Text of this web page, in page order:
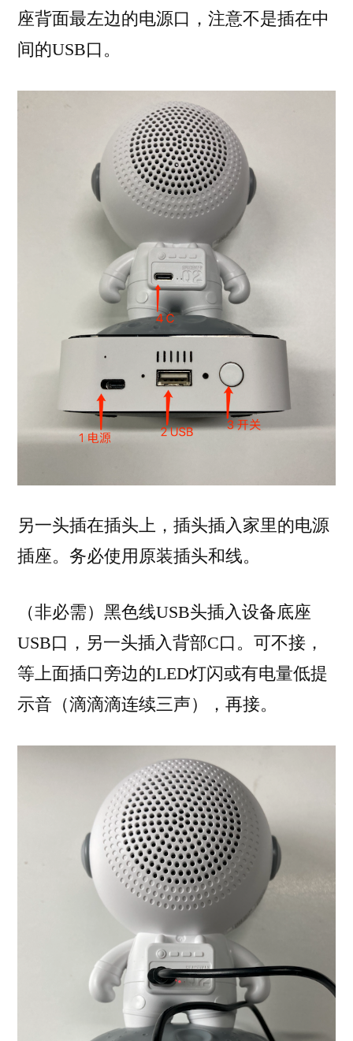
座背面最左边的电源口，注意不是插在中
间的USB口。
另一头插在插头上，插头插入家里的电源
插座。务必使用原装插头和线。
（非必需）黑色线USB头插入设备底座
USB口，另一头插入背部C口。可不接，
等上面插口旁边的LED灯闪或有电量低提
示音（滴滴滴连续三声），再接。